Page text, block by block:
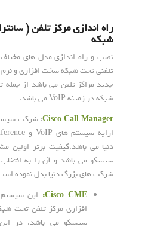
راه اندازی مرکز تلفن (
شبکه
تلفنی تحت شبکه سخت افزاری و
جدید مراکز تلقن می باشد از
شبکه در زمینه VoIP می باشد.
Cisco Call Manager: شرکت
دنیا می باشد.کیفیت برتر اولین
سیسکو می باشد و آن را به
شرکت های بزرگ دنیا بدل نموده
Cisco CME: این
افزاری مرکز تلفن تحت
سیسکو می باشد. در